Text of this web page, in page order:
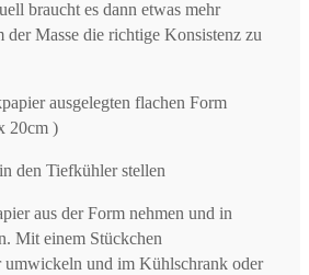
braucht es dann etwas mehr
der Masse die richtige Konsistenz zu
ausgelegten flachen Form
20cm )
den Tiefkühler stellen
aus der Form nehmen und in
Mit einem Stückchen
umwickeln und im Kühlschrank oder